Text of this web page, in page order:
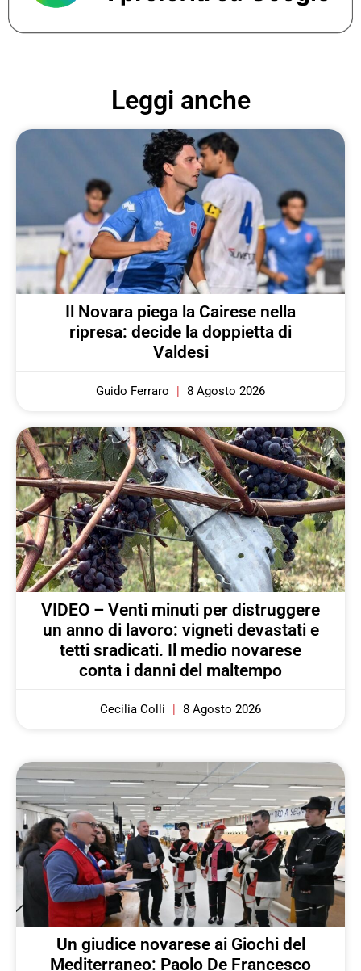
Leggi anche
Il Novara piega la Cairese nella
ripresa: decide la doppietta di
Valdesi
Guido Ferraro 8 Agosto 2026
VIDEO – Venti minuti per distruggere
un anno di lavoro: vigneti devastati e
tetti sradicati. Il medio novarese
conta i danni del maltempo
Cecilia Colli 8 Agosto 2026
Un giudice novarese ai Giochi del
Mediterraneo: Paolo De Francesco